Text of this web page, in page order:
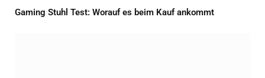
Gaming Stuhl Test: Worauf es beim Kauf ankommt